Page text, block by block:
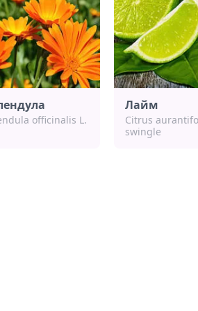
officinalis L.
Лайм
Citrus
swingle